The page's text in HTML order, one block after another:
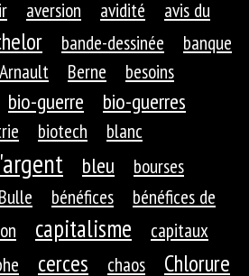
aversion avidité
avis du
bande-dessinée
banque
Berne besoins
bio-guerre bio-guerres
biotech blanc
bleu
bourses
Bulle bénéfices
bénéfices de
capitalisme
capitaux
cerces chaos
Chlorure